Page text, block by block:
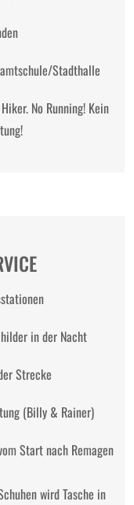
Stadthalle
No Running! Kein
in der Nacht
Strecke
(Billy & Rainer)
Start nach Remagen
wird Tasche in